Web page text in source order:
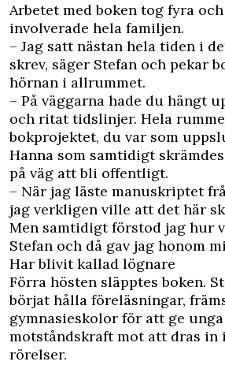
Arbetet med boken tog fyra
involverade hela familjen.
– Jag satt nästan hela tiden i
skrev, säger Stefan och pekar
hörnan i allrummet.
– På väggarna hade du hängt
och ritat tidslinjer. Hela
bokprojektet, du var som
Hanna som samtidigt
på väg att bli offentligt.
– När jag läste manuskriptet
jag verkligen ville att det här
Men samtidigt förstod jag hur
Stefan och då gav jag honom
Har blivit kallad lögnare
Förra hösten släpptes boken.
börjat hålla föreläsningar,
gymnasieskolor för att ge
motståndskraft mot att dras in
rörelser.